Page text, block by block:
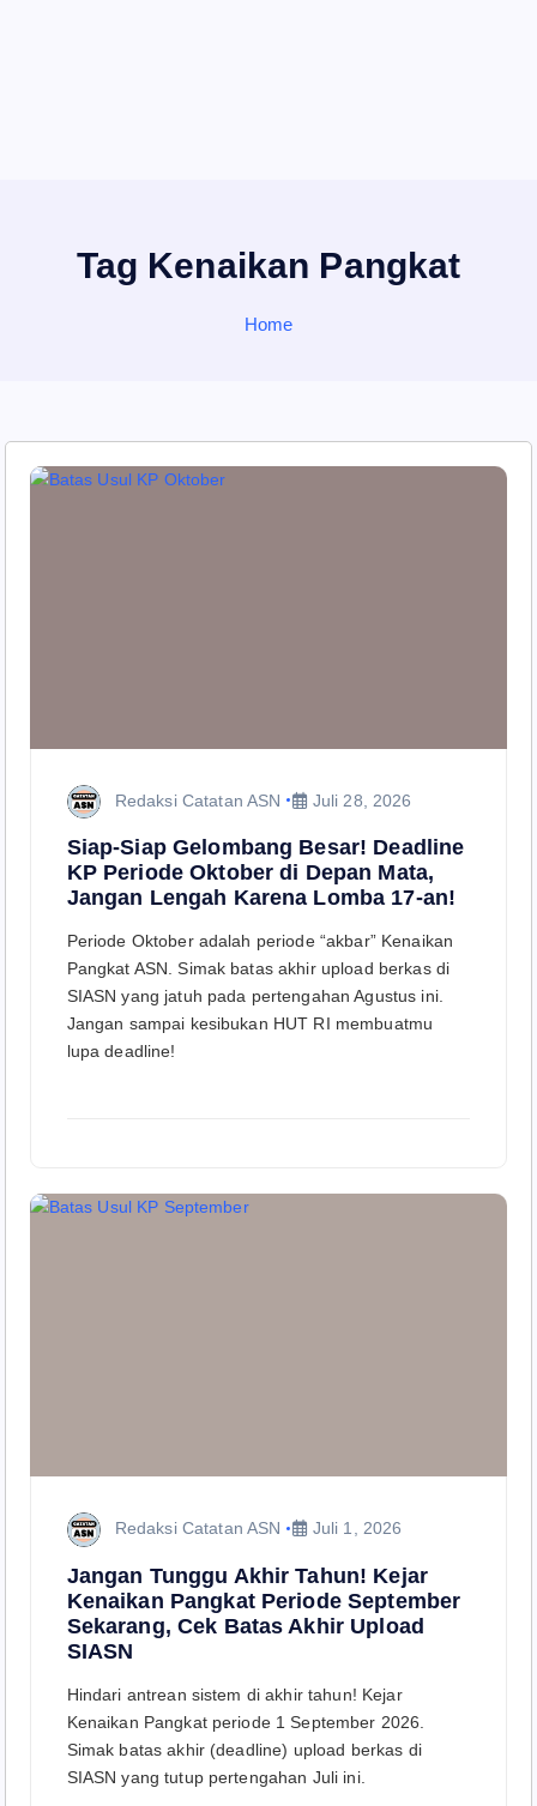
Tag Kenaikan Pangkat
Home
Redaksi Catatan ASN Juli 28, 2026
Siap-Siap Gelombang Besar! Deadline
KP Periode Oktober di Depan Mata,
Jangan Lengah Karena Lomba 17-an!
Periode Oktober adalah periode “akbar” Kenaikan
Pangkat ASN. Simak batas akhir upload berkas di
SIASN yang jatuh pada pertengahan Agustus ini.
Jangan sampai kesibukan HUT RI membuatmu
lupa deadline!
Redaksi Catatan ASN Juli 1, 2026
Jangan Tunggu Akhir Tahun! Kejar
Kenaikan Pangkat Periode September
Sekarang, Cek Batas Akhir Upload
SIASN
Hindari antrean sistem di akhir tahun! Kejar
Kenaikan Pangkat periode 1 September 2026.
Simak batas akhir (deadline) upload berkas di
SIASN yang tutup pertengahan Juli ini.